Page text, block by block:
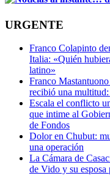
URGENTE
Franco Colapinto
Italia: «Quién
latino»
Franco
recibió una
Escala el conflicto
que intime al
de Fondos
Dolor en Chubut:
una operación
La Cámara de
de Vido y su